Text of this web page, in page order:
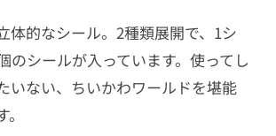
体的なシール。2種類展開で、1シ
のシールが入っています。使ってし
いない、ちいかわワールドを堪能